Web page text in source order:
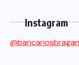
Instagram